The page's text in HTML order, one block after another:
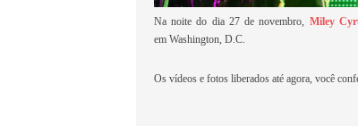
Na noite do dia 27 de novembro, Miley
em Washington, D.C.
Os vídeos e fotos liberados até agora, você